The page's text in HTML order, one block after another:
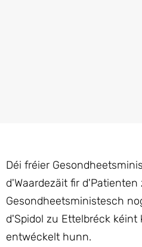
Déi fréier
d'Waardezäit fir
Gesondheetsministesch
d'Spidol zu Ettelbréck
entwéckelt hunn.